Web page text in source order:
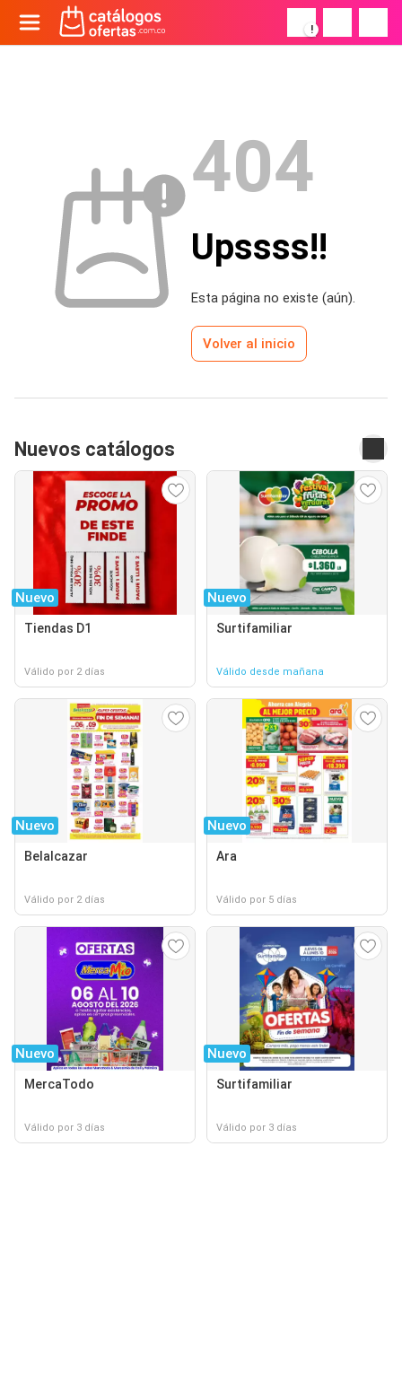
!
404
Upssss!!
Esta página no existe (aún).
Volver al inicio
Nuevos catálogos
Nuevo
Tiendas D1
Válido por 2 días
Nuevo
Surtifamiliar
Válido desde mañana
Nuevo
Belalcazar
Válido por 2 días
Nuevo
Ara
Válido por 5 días
Nuevo
MercaTodo
Válido por 3 días
Nuevo
Surtifamiliar
Válido por 3 días